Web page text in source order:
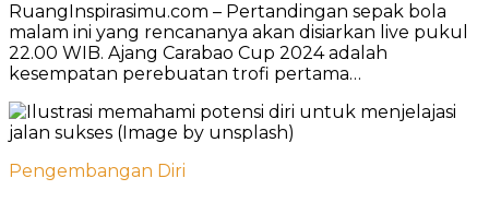
RuangInspirasimu.com – Pertandingan sepak bola
malam ini yang rencananya akan disiarkan live pukul
22.00 WIB. Ajang Carabao Cup 2024 adalah
kesempatan perebuatan trofi pertama…
Pengembangan Diri